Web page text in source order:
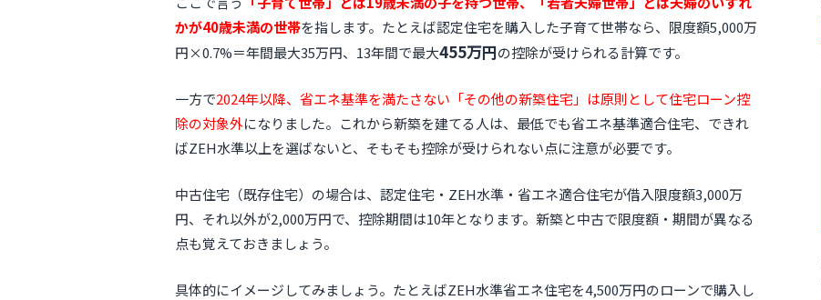
かが40歳未満の世帯を指します。たとえば認定住宅を購入した子育て世帯なら、限度額5,000万
円×0.7%＝年間最大35万円、13年間で最大455万円の控除が受けられる計算です。
一方で2024年以降、省エネ基準を満たさない「その他の新築住宅」は原則として住宅ローン控
除の対象外になりました。これから新築を建てる人は、最低でも省エネ基準適合住宅、できれ
ばZEH水準以上を選ばないと、そもそも控除が受けられない点に注意が必要です。
中古住宅（既存住宅）の場合は、認定住宅・ZEH水準・省エネ適合住宅が借入限度額3,000万
円、それ以外が2,000万円で、控除期間は10年となります。新築と中古で限度額・期間が異なる
点も覚えておきましょう。
具体的にイメージしてみましょう。たとえばZEH水準省エネ住宅を4,500万円のローンで購入し